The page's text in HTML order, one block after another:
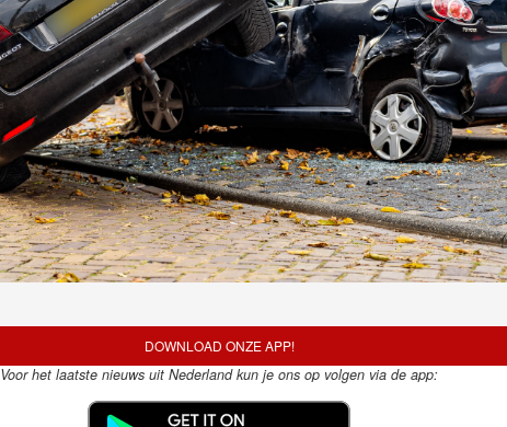
DOWNLOAD ONZE APP!
Voor het laatste nieuws uit Nederland kun je ons op volgen via de app: